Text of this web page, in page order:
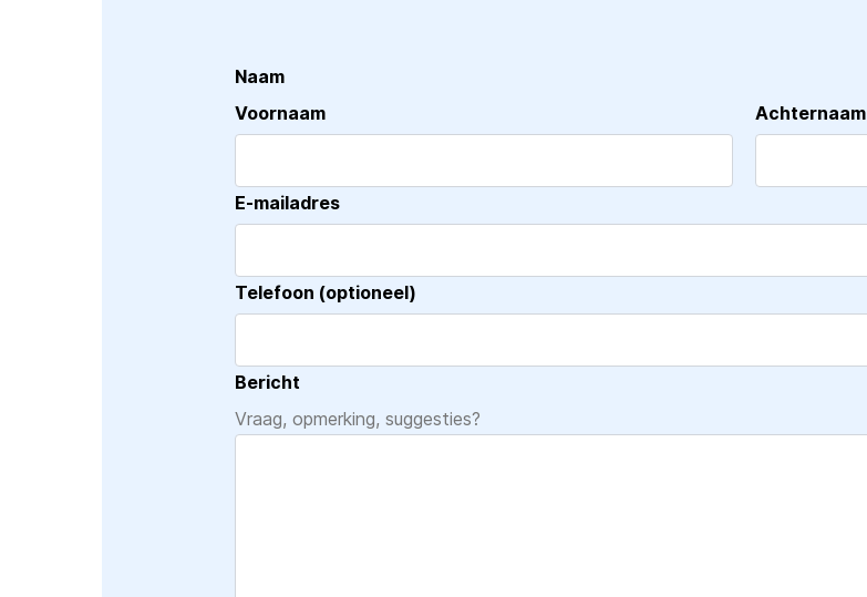
Naam
Voornaam
Achternaam
E-mailadres
Telefoon (optioneel)
Bericht
Vraag, opmerking, suggesties?